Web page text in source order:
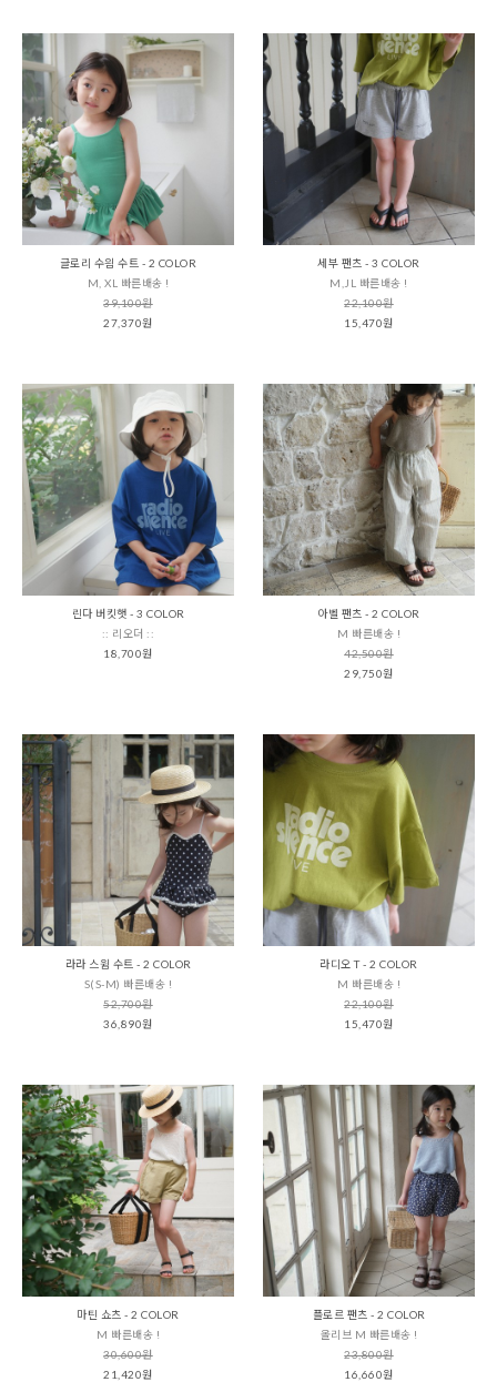
글로리 수읨 수트 - 2 COLOR
M, XL 빠른배송 !
39,100원
27,370원
세부 팬츠 - 3 COLOR
M,JL 빠른배송 !
22,100원
15,470원
린다 버킷햇 - 3 COLOR
:: 리오더 ::
18,700원
아벨 팬츠 - 2 COLOR
M 빠른배송 !
42,500원
29,750원
라라 스윔 수트 - 2 COLOR
S(S-M) 빠른배송 !
52,700원
36,890원
라디오 T - 2 COLOR
M 빠른배송 !
22,100원
15,470원
마틴 쇼츠 - 2 COLOR
M 빠른배송 !
30,600원
21,420원
플로르 팬츠 - 2 COLOR
올리브 M 빠른배송 !
23,800원
16,660원